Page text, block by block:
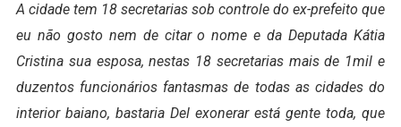
A cidade tem 18 secretarias sob controle do ex-prefeito que
eu não gosto nem de citar o nome e da Deputada Kátia
Cristina sua esposa, nestas 18 secretarias mais de 1mil e
duzentos funcionários fantasmas de todas as cidades do
interior baiano, bastaria Del exonerar está gente toda, que